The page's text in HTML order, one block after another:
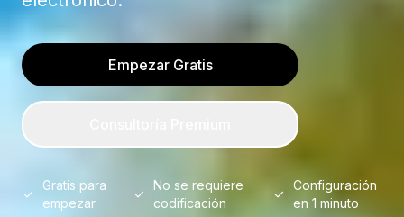
Empezar Gratis
Gratis para
empezar
No se requiere
codificación
Configuración
en 1 minuto